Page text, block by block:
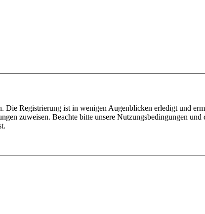
Die Registrierung ist in wenigen Augenblicken erledigt und
zuweisen. Beachte bitte unsere Nutzungsbedingungen